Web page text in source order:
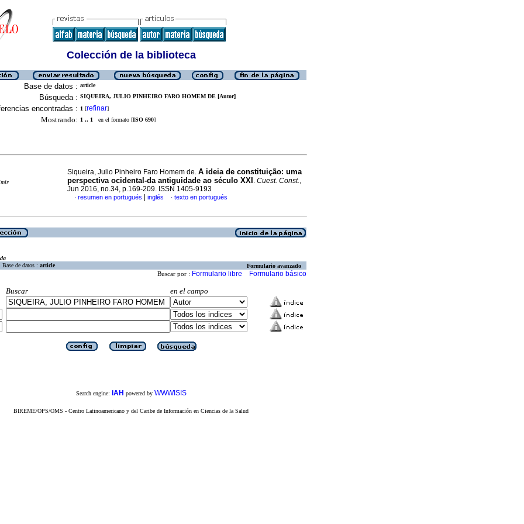
Colección de la biblioteca
Base de datos : article
Búsqueda : SIQUEIRA, JULIO PINHEIRO FARO HOMEM DE [Autor]
encontradas : 1 [refinar]
Mostrando: 1 .. 1 en el formato [ISO 690]
Siqueira, Julio Pinheiro Faro Homem de. A ideia de constituição: uma
perspectiva ocidental-da antiguidade ao século XXI . Cuest. Const.,
Jun 2016, no.34, p.169-209. ISSN 1405-9193
· resumen en portugués inglés · texto en portugués
Base de datos : article Formulario avanzado
Buscar por : Formulario libre Formulario básico
Buscar
en el campo
Search engine: iAH powered by WWWISIS
BIREME/OPS/OMS - Centro Latinoamericano y del Caribe de Información en Ciencias de la Salud